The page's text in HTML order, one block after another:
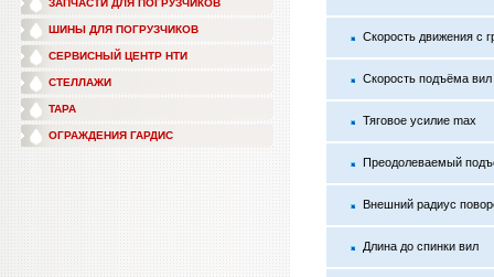
ЗАПЧАСТИ ДЛЯ ПОГРУЗЧИКОВ
ШИНЫ ДЛЯ ПОГРУЗЧИКОВ
СЕРВИСНЫЙ ЦЕНТР НТИ
СТЕЛЛАЖИ
ТАРА
ОГРАЖДЕНИЯ ГАРДИС
Скорость движения с
Скорость подъёма вил
Тяговое усилие max
Преодолеваемый
Внешний радиус
Длина до спинки вил